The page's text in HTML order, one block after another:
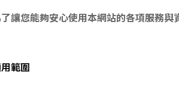
了讓您能夠安心使用本網站的各項服務
範圍